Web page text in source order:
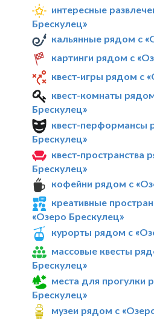
интересные
Брескулец»
кальянные рядом с
картинги рядом с
квест-игры рядом с
квест-комнаты
Брескулец»
квест-перформансы
Брескулец»
квест-пространства
Брескулец»
кофейни рядом с
креативные
«Озеро Брескулец»
курорты рядом с
массовые квесты
Брескулец»
места для прогулки
Брескулец»
музеи рядом с